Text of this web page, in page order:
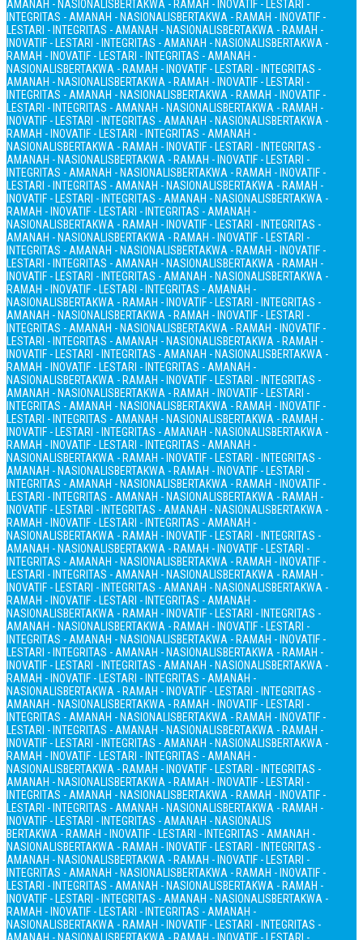
AMANAH - NASIONALISBERTAKWA - RAMAH - INOVATIF - LESTARI -
INTEGRITAS - AMANAH - NASIONALISBERTAKWA - RAMAH - INOVATIF -
LESTARI - INTEGRITAS - AMANAH - NASIONALISBERTAKWA - RAMAH -
INOVATIF - LESTARI - INTEGRITAS - AMANAH - NASIONALISBERTAKWA -
RAMAH - INOVATIF - LESTARI - INTEGRITAS - AMANAH -
NASIONALISBERTAKWA - RAMAH - INOVATIF - LESTARI - INTEGRITAS -
AMANAH - NASIONALISBERTAKWA - RAMAH - INOVATIF - LESTARI -
INTEGRITAS - AMANAH - NASIONALISBERTAKWA - RAMAH - INOVATIF -
LESTARI - INTEGRITAS - AMANAH - NASIONALISBERTAKWA - RAMAH -
INOVATIF - LESTARI - INTEGRITAS - AMANAH - NASIONALISBERTAKWA -
RAMAH - INOVATIF - LESTARI - INTEGRITAS - AMANAH -
NASIONALISBERTAKWA - RAMAH - INOVATIF - LESTARI - INTEGRITAS -
AMANAH - NASIONALISBERTAKWA - RAMAH - INOVATIF - LESTARI -
INTEGRITAS - AMANAH - NASIONALISBERTAKWA - RAMAH - INOVATIF -
LESTARI - INTEGRITAS - AMANAH - NASIONALISBERTAKWA - RAMAH -
INOVATIF - LESTARI - INTEGRITAS - AMANAH - NASIONALISBERTAKWA -
RAMAH - INOVATIF - LESTARI - INTEGRITAS - AMANAH -
NASIONALISBERTAKWA - RAMAH - INOVATIF - LESTARI - INTEGRITAS -
AMANAH - NASIONALISBERTAKWA - RAMAH - INOVATIF - LESTARI -
INTEGRITAS - AMANAH - NASIONALISBERTAKWA - RAMAH - INOVATIF -
LESTARI - INTEGRITAS - AMANAH - NASIONALISBERTAKWA - RAMAH -
INOVATIF - LESTARI - INTEGRITAS - AMANAH - NASIONALISBERTAKWA -
RAMAH - INOVATIF - LESTARI - INTEGRITAS - AMANAH -
NASIONALISBERTAKWA - RAMAH - INOVATIF - LESTARI - INTEGRITAS -
AMANAH - NASIONALISBERTAKWA - RAMAH - INOVATIF - LESTARI -
INTEGRITAS - AMANAH - NASIONALISBERTAKWA - RAMAH - INOVATIF -
LESTARI - INTEGRITAS - AMANAH - NASIONALISBERTAKWA - RAMAH -
INOVATIF - LESTARI - INTEGRITAS - AMANAH - NASIONALISBERTAKWA -
RAMAH - INOVATIF - LESTARI - INTEGRITAS - AMANAH -
NASIONALISBERTAKWA - RAMAH - INOVATIF - LESTARI - INTEGRITAS -
AMANAH - NASIONALISBERTAKWA - RAMAH - INOVATIF - LESTARI -
INTEGRITAS - AMANAH - NASIONALISBERTAKWA - RAMAH - INOVATIF -
LESTARI - INTEGRITAS - AMANAH - NASIONALISBERTAKWA - RAMAH -
INOVATIF - LESTARI - INTEGRITAS - AMANAH - NASIONALISBERTAKWA -
RAMAH - INOVATIF - LESTARI - INTEGRITAS - AMANAH -
NASIONALISBERTAKWA - RAMAH - INOVATIF - LESTARI - INTEGRITAS -
AMANAH - NASIONALISBERTAKWA - RAMAH - INOVATIF - LESTARI -
INTEGRITAS - AMANAH - NASIONALISBERTAKWA - RAMAH - INOVATIF -
LESTARI - INTEGRITAS - AMANAH - NASIONALISBERTAKWA - RAMAH -
INOVATIF - LESTARI - INTEGRITAS - AMANAH - NASIONALISBERTAKWA -
RAMAH - INOVATIF - LESTARI - INTEGRITAS - AMANAH -
NASIONALISBERTAKWA - RAMAH - INOVATIF - LESTARI - INTEGRITAS -
AMANAH - NASIONALISBERTAKWA - RAMAH - INOVATIF - LESTARI -
INTEGRITAS - AMANAH - NASIONALISBERTAKWA - RAMAH - INOVATIF -
LESTARI - INTEGRITAS - AMANAH - NASIONALISBERTAKWA - RAMAH -
INOVATIF - LESTARI - INTEGRITAS - AMANAH - NASIONALISBERTAKWA -
RAMAH - INOVATIF - LESTARI - INTEGRITAS - AMANAH -
NASIONALISBERTAKWA - RAMAH - INOVATIF - LESTARI - INTEGRITAS -
AMANAH - NASIONALISBERTAKWA - RAMAH - INOVATIF - LESTARI -
INTEGRITAS - AMANAH - NASIONALISBERTAKWA - RAMAH - INOVATIF -
LESTARI - INTEGRITAS - AMANAH - NASIONALISBERTAKWA - RAMAH -
INOVATIF - LESTARI - INTEGRITAS - AMANAH - NASIONALISBERTAKWA -
RAMAH - INOVATIF - LESTARI - INTEGRITAS - AMANAH -
NASIONALISBERTAKWA - RAMAH - INOVATIF - LESTARI - INTEGRITAS -
AMANAH - NASIONALISBERTAKWA - RAMAH - INOVATIF - LESTARI -
INTEGRITAS - AMANAH - NASIONALISBERTAKWA - RAMAH - INOVATIF -
LESTARI - INTEGRITAS - AMANAH - NASIONALISBERTAKWA - RAMAH -
INOVATIF - LESTARI - INTEGRITAS - AMANAH - NASIONALISBERTAKWA -
RAMAH - INOVATIF - LESTARI - INTEGRITAS - AMANAH -
NASIONALISBERTAKWA - RAMAH - INOVATIF - LESTARI - INTEGRITAS -
AMANAH - NASIONALISBERTAKWA - RAMAH - INOVATIF - LESTARI -
INTEGRITAS - AMANAH - NASIONALISBERTAKWA - RAMAH - INOVATIF -
LESTARI - INTEGRITAS - AMANAH - NASIONALISBERTAKWA - RAMAH -
INOVATIF - LESTARI - INTEGRITAS - AMANAH - NASIONALIS
BERTAKWA - RAMAH - INOVATIF - LESTARI - INTEGRITAS - AMANAH -
NASIONALISBERTAKWA - RAMAH - INOVATIF - LESTARI - INTEGRITAS -
AMANAH - NASIONALISBERTAKWA - RAMAH - INOVATIF - LESTARI -
INTEGRITAS - AMANAH - NASIONALISBERTAKWA - RAMAH - INOVATIF -
LESTARI - INTEGRITAS - AMANAH - NASIONALISBERTAKWA - RAMAH -
INOVATIF - LESTARI - INTEGRITAS - AMANAH - NASIONALISBERTAKWA -
RAMAH - INOVATIF - LESTARI - INTEGRITAS - AMANAH -
NASIONALISBERTAKWA - RAMAH - INOVATIF - LESTARI - INTEGRITAS -